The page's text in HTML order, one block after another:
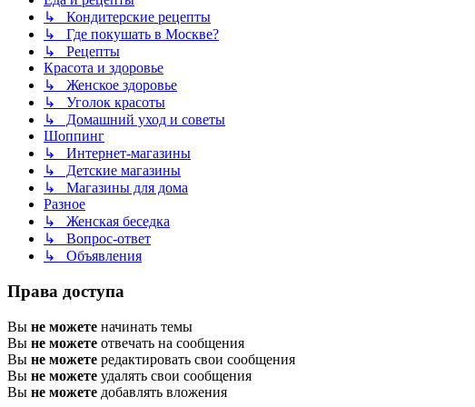
↳ Кондитерские рецепты
↳ Где покушать в Москве?
↳ Рецепты
Красота и здоровье
↳ Женское здоровье
↳ Уголок красоты
↳ Домашний уход и советы
Шоппинг
↳ Интернет-магазины
↳ Детские магазины
↳ Магазины для дома
Разное
↳ Женская беседка
↳ Вопрос-ответ
↳ Объявления
Права доступа
Вы не можете начинать темы
Вы не можете отвечать на сообщения
Вы не можете редактировать свои сообщения
Вы не можете удалять свои сообщения
Вы не можете добавлять вложения